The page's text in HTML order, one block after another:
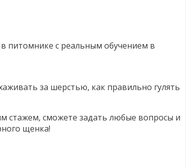
питомнике с реальным обучением в
за шерстью, как правильно гулять
стажем, сможете задать любые вопросы и
щенка!